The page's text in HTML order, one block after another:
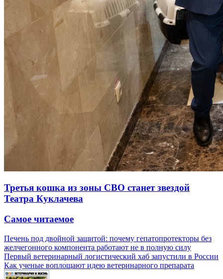
Третья кошка из зоны СВО станет звездой
Театра Куклачева
Самое читаемое
Печень под двойной защитой: почему гепатопротекторы без
желчегонного компонента работают не в полную силу
Первый ветеринарный логистический хаб запустили в России
Как ученые воплощают идею ветеринарного препарата